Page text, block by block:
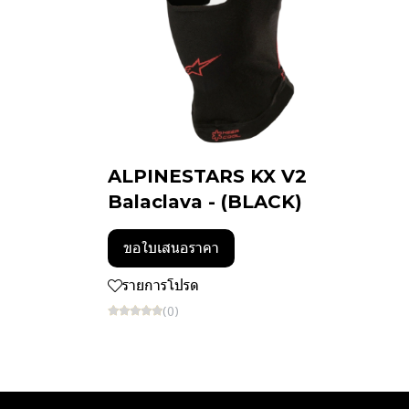
ALPINESTARS KX V2
Balaclava - (BLACK)
ขอใบเสนอราคา
รายการโปรด
(0)